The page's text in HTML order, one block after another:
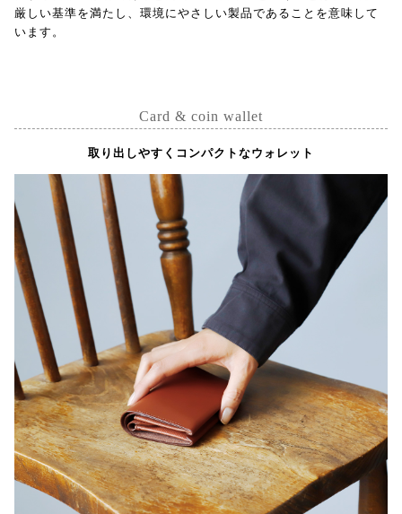
厳しい基準を満たし、環境にやさしい製品であることを意味して
います。
Card & coin wallet
取り出しやすくコンパクトなウォレット